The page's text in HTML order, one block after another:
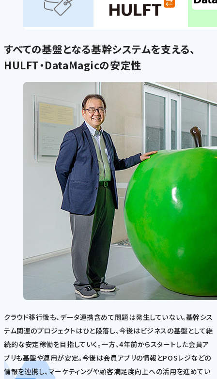
すべての基盤となる基幹システムを支える、
HULFT・DataMagicの安定性
クラウド移行後も、データ連携含めて問題は発生していない。基幹シス
テム関連のプロジェクトはひと段落し、今後はビジネスの基盤として継
続的な安定稼働を目指していく。一方、4年前からスタートした会員ア
プリも基盤や運用が安定。今後は会員アプリの情報とPOSレジなどの
情報を連携し、マーケティングや顧客満足度向上への活用を進めてい